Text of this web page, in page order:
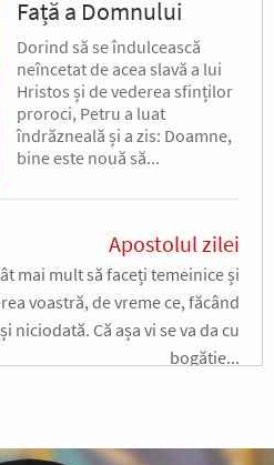
Față a Domnului
Dorind să se îndulcească
neîncetat de acea slavă a lui
Hristos și de vederea sfinților
proroci, Petru a luat
îndrăzneală și a zis: Doamne,
bine este nouă să...
Apostolul zilei
mai mult să faceți temeinice și
voastră, de vreme ce, făcând
niciodată. Că așa vi se va da cu
bogăție...
Evanghelia zilei